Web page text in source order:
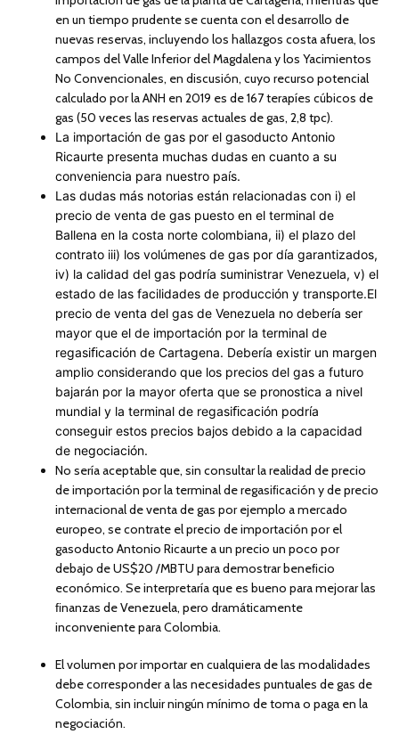
en un tiempo prudente se cuenta con el desarrollo de
nuevas reservas, incluyendo los hallazgos costa afuera, los
campos del Valle Inferior del Magdalena y los Yacimientos
No Convencionales, en discusión, cuyo recurso potencial
calculado por la ANH en 2019 es de 167 terapíes cúbicos de
gas (50 veces las reservas actuales de gas, 2,8 tpc).
La importación de gas por el gasoducto Antonio
Ricaurte presenta muchas dudas en cuanto a su
conveniencia para nuestro país.
Las dudas más notorias están relacionadas con i) el
precio de venta de gas puesto en el terminal de
Ballena en la costa norte colombiana, ii) el plazo del
contrato iii) los volúmenes de gas por día garantizados,
iv) la calidad del gas podría suministrar Venezuela, v) el
estado de las facilidades de producción y transporte.El
precio de venta del gas de Venezuela no debería ser
mayor que el de importación por la terminal de
regasiﬁcación de Cartagena. Debería existir un margen
amplio considerando que los precios del gas a futuro
bajarán por la mayor oferta que se pronostica a nivel
mundial y la terminal de regasiﬁcación podría
conseguir estos precios bajos debido a la capacidad
de negociación.
No sería aceptable que, sin consultar la realidad de precio
de importación por la terminal de regasiﬁcación y de precio
internacional de venta de gas por ejemplo a mercado
europeo, se contrate el precio de importación por el
gasoducto Antonio Ricaurte a un precio un poco por
debajo de US$20 /MBTU para demostrar beneﬁcio
económico. Se interpretaría que es bueno para mejorar las
ﬁnanzas de Venezuela, pero dramáticamente
inconveniente para Colombia.
El volumen por importar en cualquiera de las modalidades
debe corresponder a las necesidades puntuales de gas de
Colombia, sin incluir ningún mínimo de toma o paga en la
negociación.